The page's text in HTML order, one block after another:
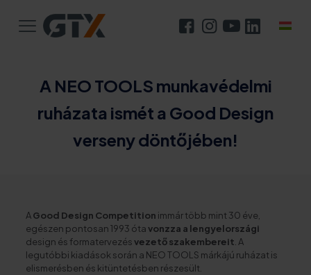
A NEO TOOLS munkavédelmi
ruházata ismét a Good Design
verseny döntőjében!
AGood Design Competition immár több mint 30 éve,
egészen pontosan 1993 ótavonzza a lengyelországi
design és formatervezésvezető szakembereit . A
legutóbbi kiadások során a NEO TOOLS márkájú ruházat is
elismerésben és kitüntetésben részesült.